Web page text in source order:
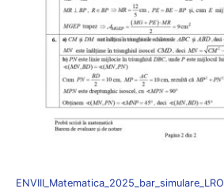
ENVIII_Matematica_2025_bar_simulare_LRO